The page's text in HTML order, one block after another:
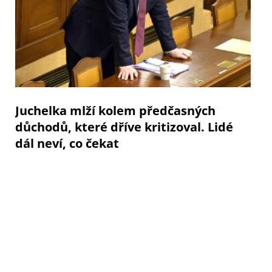
Juchelka mlží kolem předčasných
důchodů, které dříve kritizoval. Lidé
dál neví, co čekat